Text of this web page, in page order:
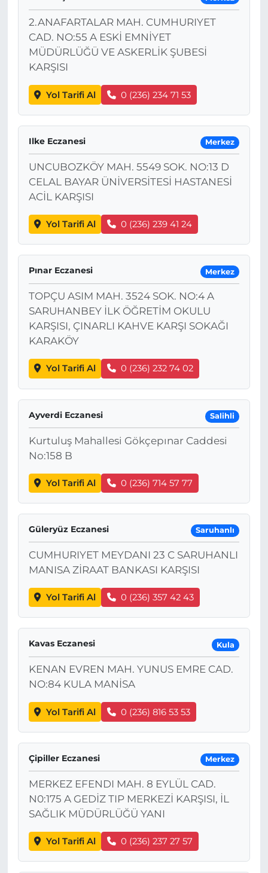
2.ANAFARTALAR MAH. CUMHURIYET
CAD. NO:55 A ESKİ EMNİYET
MÜDÜRLÜĞÜ VE ASKERLİK ŞUBESİ
KARŞISI
Yol Tarifi Al 0 (236) 234 71 53
Ilke Eczanesi Merkez
UNCUBOZKÖY MAH. 5549 SOK. NO:13 D
CELAL BAYAR ÜNİVERSİTESİ HASTANESİ
ACİL KARŞISI
Yol Tarifi Al 0 (236) 239 41 24
Pınar Eczanesi Merkez
TOPÇU ASIM MAH. 3524 SOK. NO:4 A
SARUHANBEY İLK ÖĞRETİM OKULU
KARŞISI, ÇINARLI KAHVE KARŞI SOKAĞI
KARAKÖY
Yol Tarifi Al 0 (236) 232 74 02
Ayverdi Eczanesi Salihli
Kurtuluş Mahallesi Gökçepınar Caddesi
No:158 B
Yol Tarifi Al 0 (236) 714 57 77
Güleryüz Eczanesi Saruhanlı
CUMHURIYET MEYDANI 23 C SARUHANLI
MANISA ZİRAAT BANKASI KARŞISI
Yol Tarifi Al 0 (236) 357 42 43
Kavas Eczanesi Kula
KENAN EVREN MAH. YUNUS EMRE CAD.
NO:84 KULA MANİSA
Yol Tarifi Al 0 (236) 816 53 53
Çipiller Eczanesi Merkez
MERKEZ EFENDI MAH. 8 EYLÜL CAD.
N0:175 A GEDİZ TIP MERKEZİ KARŞISI, İL
SAĞLIK MÜDÜRLÜĞÜ YANI
Yol Tarifi Al 0 (236) 237 27 57